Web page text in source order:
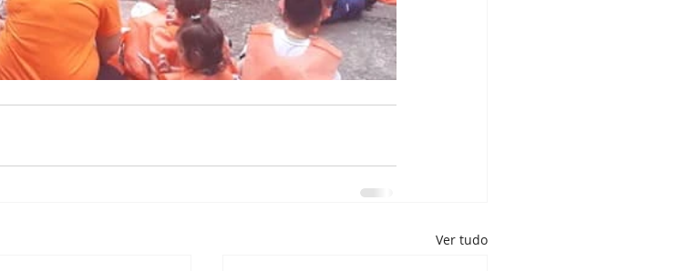
Ver tudo